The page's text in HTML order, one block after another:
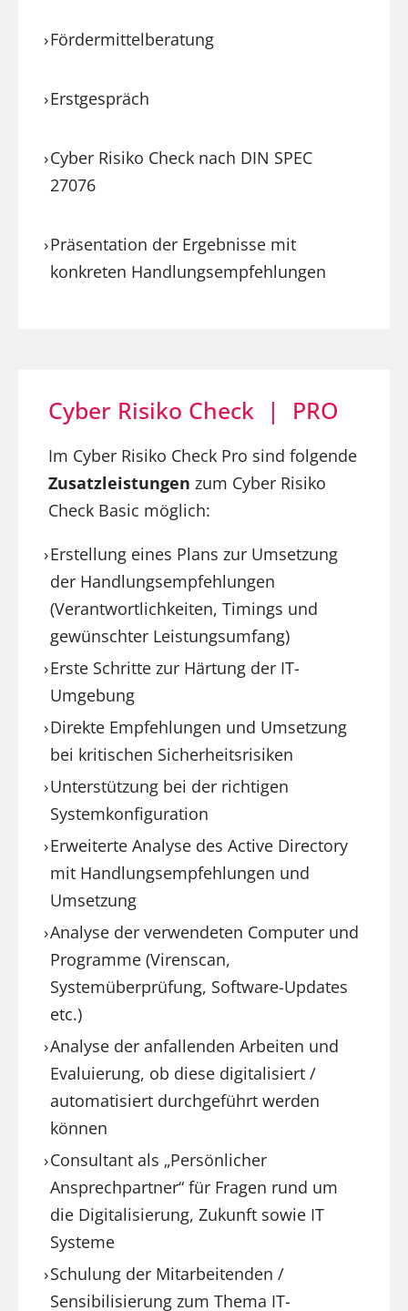
Fördermittelberatung
Erstgespräch
Cyber Risiko Check nach DIN SPEC
27076
Präsentation der Ergebnisse mit
konkreten Handlungsempfehlungen
Cyber Risiko Check | PRO
Im Cyber Risiko Check Pro sind folgende
Zusatzleistungen zum Cyber Risiko
Check Basic möglich:
Erstellung eines Plans zur Umsetzung
der Handlungsempfehlungen
(Verantwortlichkeiten, Timings und
gewünschter Leistungsumfang)
Erste Schritte zur Härtung der IT-
Umgebung
Direkte Empfehlungen und Umsetzung
bei kritischen Sicherheitsrisiken
Unterstützung bei der richtigen
Systemkonfiguration
Erweiterte Analyse des Active Directory
mit Handlungsempfehlungen und
Umsetzung
Analyse der verwendeten Computer und
Programme (Virenscan,
Systemüberprüfung, Software-Updates
etc.)
Analyse der anfallenden Arbeiten und
Evaluierung, ob diese digitalisiert /
automatisiert durchgeführt werden
können
Consultant als „Persönlicher
Ansprechpartner“ für Fragen rund um
die Digitalisierung, Zukunft sowie IT
Systeme
Schulung der Mitarbeitenden /
Sensibilisierung zum Thema IT-